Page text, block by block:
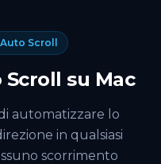
Scroll
su Mac
automatizzare lo
in qualsiasi
scorrimento